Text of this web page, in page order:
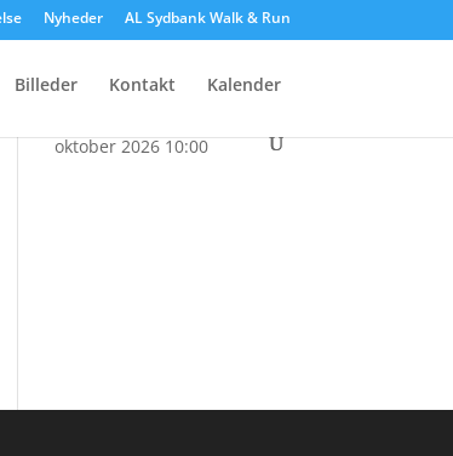
Nyheder AL Sydbank Walk & Run
Billeder Kontakt Kalender
Kalender
oktober 2026 10:00